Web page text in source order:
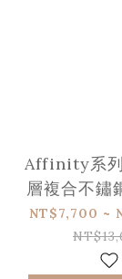
Affinity系
層複合不鏽
沾平煎鍋-
NT$7,700 ~